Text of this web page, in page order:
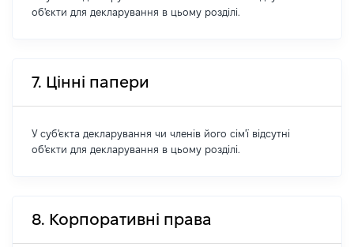
об'єкти для декларування в цьому розділі.
7. Цінні папери
У суб'єкта декларування чи членів його сім'ї відсутні
об'єкти для декларування в цьому розділі.
8. Корпоративні права